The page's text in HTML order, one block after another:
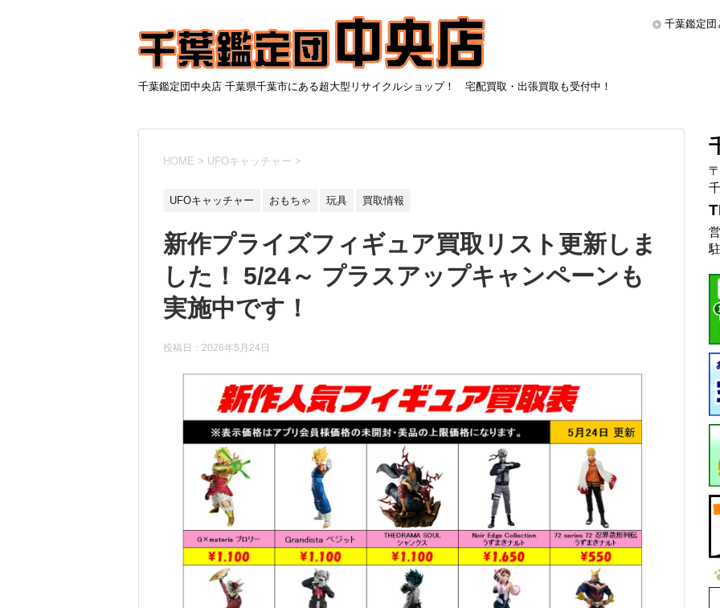
千葉鑑定団中央店 千葉県千葉市にある超大型リサイクルショップ！ 宅配買取・出張買取も受付中！
千葉鑑定団
HOME > UFOキャッチャー >
UFOキャッチャー おもちゃ 玩具 買取情報
新作プライズフィギュア買取リスト更新しま
した！ 5/24～ プラスアップキャンペーンも
実施中です！
投稿日： 2026年5月24日